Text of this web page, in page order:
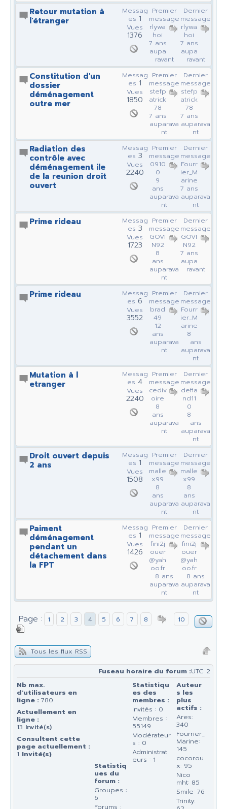
Retour mutation à
l'étranger
Dernier
message
rlywa
hoi
7 ans
aupa
ravant
Premier
message
rlywa
hoi
7 ans
aupa
ravant
Messag
es 1
Vues
1376
Constitution d'un
dossier
déménagement
outre mer
Dernier
message
stefp
atrick
78
7 ans
auparava
nt
Premier
message
stefp
atrick
78
7 ans
auparava
nt
Messag
es 1
Vues
1850
Radiation des
contrôle avec
déménagement ile
de la reunion droit
ouvert
Dernier
message
Fourr
ier_M
arine
7 ans
auparava
nt
Premier
message
0910
0
9
ans
auparava
nt
Messag
es 3
Vues
2240
Prime rideau
Dernier
message
GOVI
N92
7 ans
aupa
ravant
Premier
message
GOVI
N92
8
ans
auparava
nt
Messag
es 3
Vues
1723
Prime rideau
Dernier
message
Fourr
ier_M
arine
8
ans
auparava
nt
Premier
message
brad
49
12
ans
auparava
nt
Messag
es 6
Vues
3552
Mutation à l
etranger
Dernier
message
defla
nd11
0
8
ans
auparava
nt
Premier
message
cediv
oire
8
ans
auparava
nt
Messag
es 4
Vues
2240
Droit ouvert depuis
2 ans
Dernier
message
malle
x99
8
ans
auparava
nt
Premier
message
malle
x99
8
ans
auparava
nt
Messag
es 1
Vues
1508
Paiment
déménagement
pendant un
détachement dans
la FPT
Dernier
message
fini2j
ouer
@yah
oo.fr
8 ans
auparava
nt
Premier
message
fini2j
ouer
@yah
oo.fr
8 ans
auparava
nt
Messag
es 1
Vues
1426
Page : 1 2 3 4 5 6 7 8 10
Tous les flux RSS
Fuseau horaire du forum :UTC 2
Nb max.
d'utilisateurs en
ligne : 780
Actuellement en
ligne :
13 Invité(s)
Consultent cette
page actuellement :
1 Invité(s)
Auteur
s les
plus
actifs :
Ares:
340
Fourrier_
Marine:
145
cocorou
x: 95
Nico
mht: 85
Smile: 76
Trinity:
Statistiqu
es des
membres :
Invités : 0
Membres :
55149
Modérateur
s : 0
Administrat
eurs : 1
Statistiq
ues du
forum :
Groupes :
6
Forums :